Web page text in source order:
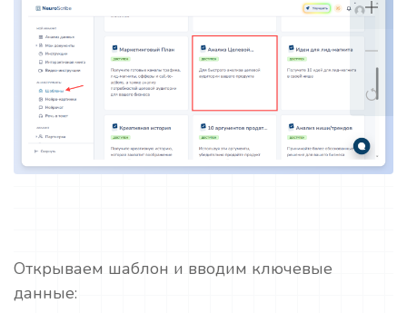
Открываем шаблон и вводим ключевые
данные: